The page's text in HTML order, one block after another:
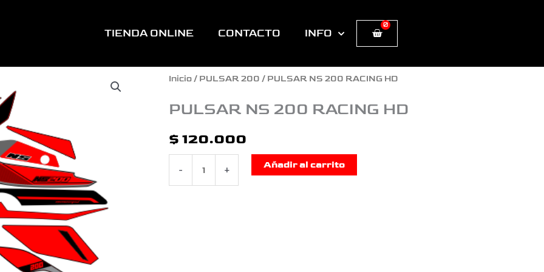
TIENDA ONLINE CONTACTO INFO
0
Cart
Inicio/ PULSAR 200 / PULSAR NS 200 RACING HD
PULSAR NS 200 RACING HD
$ 120.000
-
PULSAR
NS
RACING
+ Añadir al carrito